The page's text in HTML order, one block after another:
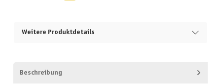
Weitere Produktdetails
Beschreibung